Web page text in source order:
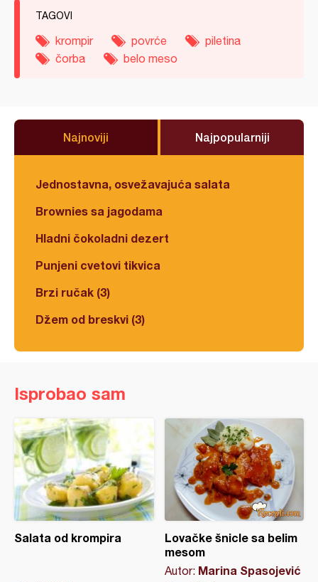
TAGOVI
krompir povrće
piletina
čorba
belo meso
Najnoviji Najpopularniji
Jednostavna, osvežavajuća salata
Brownies sa jagodama
Hladni čokoladni dezert
Punjeni cvetovi tikvica
Brzi ručak (3)
Džem od breskvi (3)
Isprobao sam
Salata od krompira
Lovačke šnicle sa belim
mesom
Autor: Marina Spasojević